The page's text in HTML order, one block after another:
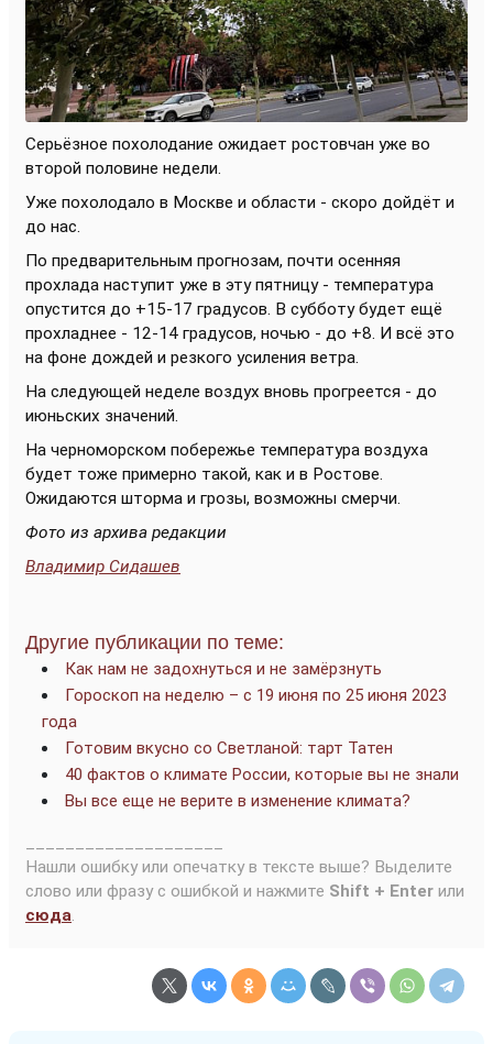
Серьёзное похолодание ожидает ростовчан уже во
второй половине недели.
Уже похолодало в Москве и области - скоро дойдёт и
до нас.
По предварительным прогнозам, почти осенняя
прохлада наступит уже в эту пятницу - температура
опустится до +15-17 градусов. В субботу будет ещё
прохладнее - 12-14 градусов, ночью - до +8. И всё это
на фоне дождей и резкого усиления ветра.
На следующей неделе воздух вновь прогреется - до
июньских значений.
На черноморском побережье температура воздуха
будет тоже примерно такой, как и в Ростове.
Ожидаются шторма и грозы, возможны смерчи.
Фото из архива редакции
Владимир Сидашев
Другие публикации по теме:
Как нам не задохнуться и не замёрзнуть
Гороскоп на неделю – с 19 июня по 25 июня 2023
года
Готовим вкусно со Светланой: тарт Татен
40 фактов о климате России, которые вы не знали
Вы все еще не верите в изменение климата?
Нашли ошибку или опечатку в тексте выше? Выделите
слово или фразу с ошибкой и нажмите Shift + Enter или
сюда.